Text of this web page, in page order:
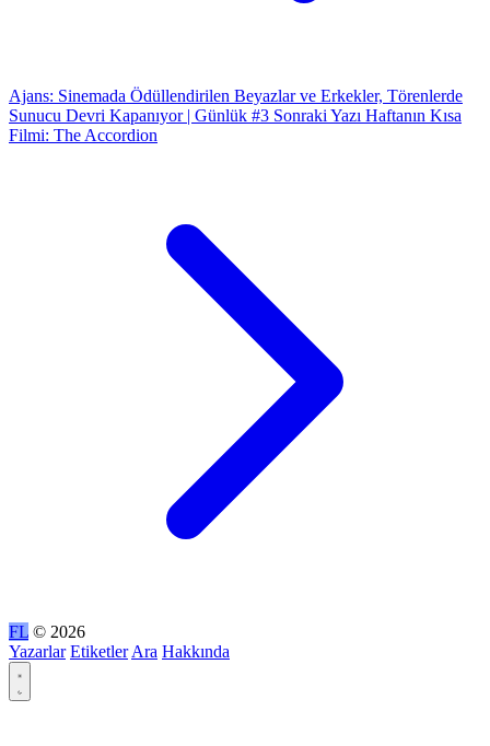
Ajans: Sinemada Ödüllendirilen Beyazlar ve Erkekler, Törenlerde
Sunucu Devri Kapanıyor | Günlük #3 Sonraki Yazı Haftanın Kısa
Filmi: The Accordion
FL © 2026
Yazarlar Etiketler Ara Hakkında